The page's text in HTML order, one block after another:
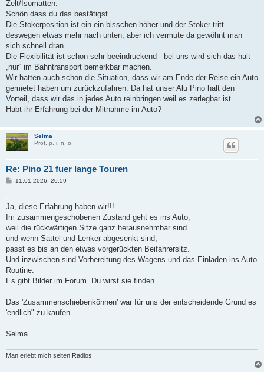
Zelt/Isomatten.
Schön dass du das bestätigst.
Die Stokerposition ist ein ein bisschen höher und der Stoker tritt
deswegen etwas mehr nach unten, aber ich vermute da gewöhnt man
sich schnell dran.
Die Flexibilität ist schon sehr beeindruckend - bei uns wird sich das halt
„nur“ im Bahntransport bemerkbar machen.
Wir hatten auch schon die Situation, dass wir am Ende der Reise ein Auto
gemietet haben um zurückzufahren. Da hat unser Alu Pino halt den
Vorteil, dass wir das in jedes Auto reinbringen weil es zerlegbar ist.
Habt ihr Erfahrung bei der Mitnahme im Auto?
Selma
Prof. p. i. n. o.
Re: Pino 21 fuer lange Touren
B
r
a
11.01.2026, 20:59
Ja, diese Erfahrung haben wir!!!
Im zusammengeschobenen Zustand geht es ins Auto,
weil die rückwärtigen Sitze ganz herausnehmbar sind
und wenn Sattel und Lenker abgesenkt sind,
passt es bis an den etwas vorgerückten Beifahrersitz.
Und inzwischen sind Vorbereitung des Wagens und das Einladen ins Auto
Routine.
Es gibt Bilder im Forum. Du wirst sie finden.
Das 'Zusammenschiebenkönnen' war für uns der entscheidende Grund es
'endlich" zu kaufen.
Selma
Man erlebt mich selten Radlos